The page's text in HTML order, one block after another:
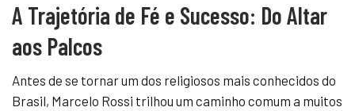
A Trajetória de Fé e Sucesso: Do Altar
aos Palcos
Antes de se tornar um dos religiosos mais conhecidos do
Brasil, Marcelo Rossi trilhou um caminho comum a muitos